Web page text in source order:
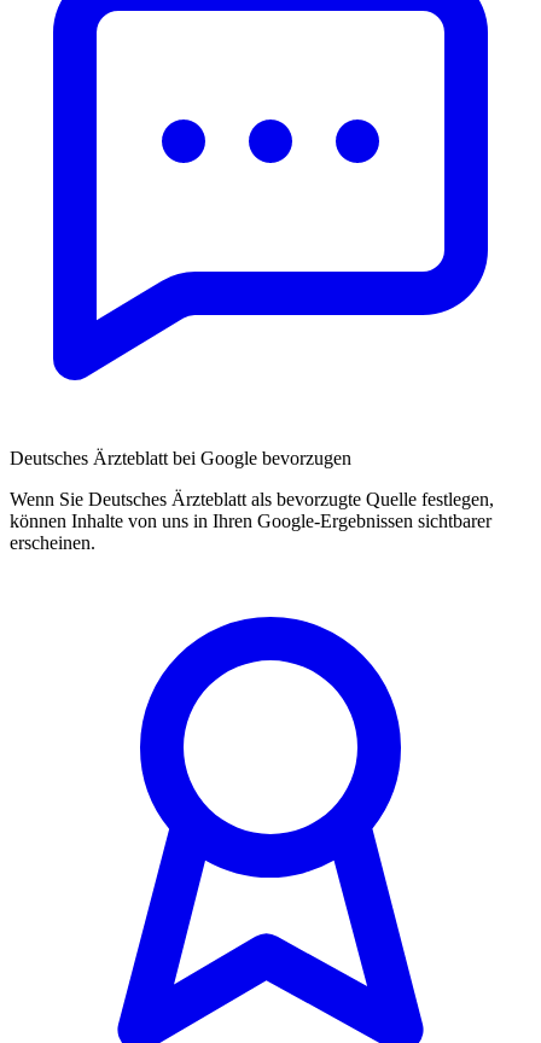
Deutsches Ärzteblatt bei Google bevorzugen
Wenn Sie Deutsches Ärzteblatt als bevorzugte Quelle festlegen,
können Inhalte von uns in Ihren Google-Ergebnissen sichtbarer
erscheinen.